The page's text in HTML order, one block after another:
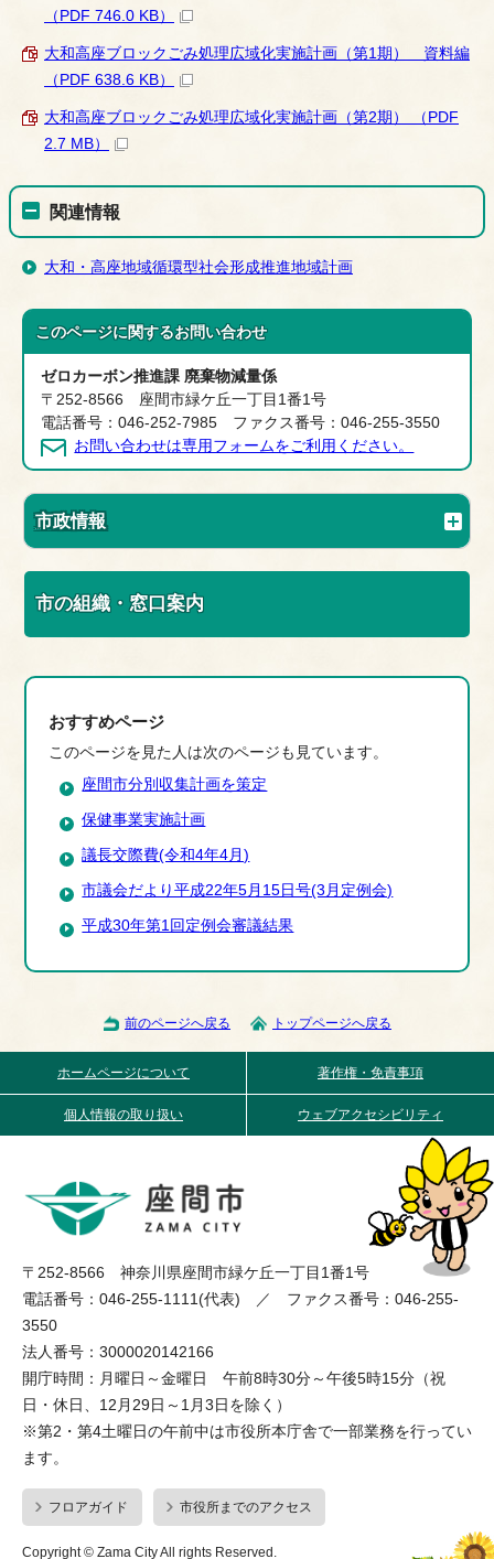
（PDF 746.0 KB）
大和高座ブロックごみ処理広域化実施計画（第1期） 資料編
（PDF 638.6 KB）
大和高座ブロックごみ処理広域化実施計画（第2期） （PDF
2.7 MB）
関連情報
大和・高座地域循環型社会形成推進地域計画
このページに関するお問い合わせ
ゼロカーボン推進課 廃棄物減量係
〒252-8566 座間市緑ケ丘一丁目1番1号
電話番号：046-252-7985 ファクス番号：046-255-3550
お問い合わせは専用フォームをご利用ください。
市政情報
市の組織・窓口案内
おすすめページ
このページを見た人は次のページも見ています。
座間市分別収集計画を策定
保健事業実施計画
議長交際費(令和4年4月)
市議会だより平成22年5月15日号(3月定例会)
平成30年第1回定例会審議結果
前のページへ戻る トップページへ戻る
ホームページについて 著作権・免責事項
個人情報の取り扱い ウェブアクセシビリティ
〒252-8566 神奈川県座間市緑ケ丘一丁目1番1号
電話番号：046-255-1111(代表) ／ ファクス番号：046-255-
3550
法人番号：3000020142166
開庁時間：月曜日～金曜日 午前8時30分～午後5時15分（祝
日・休日、12月29日～1月3日を除く）
※第2・第4土曜日の午前中は市役所本庁舎で一部業務を行ってい
ます。
フロアガイド 市役所までのアクセス
Copyright © Zama City All rights Reserved.